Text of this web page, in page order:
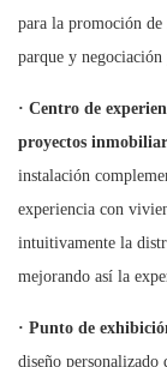
para la promoción
parque y negociación
· Centro de
proyectos
instalación
experiencia con
intuitivamente la
mejorando así la
· Punto de
diseño personalizado